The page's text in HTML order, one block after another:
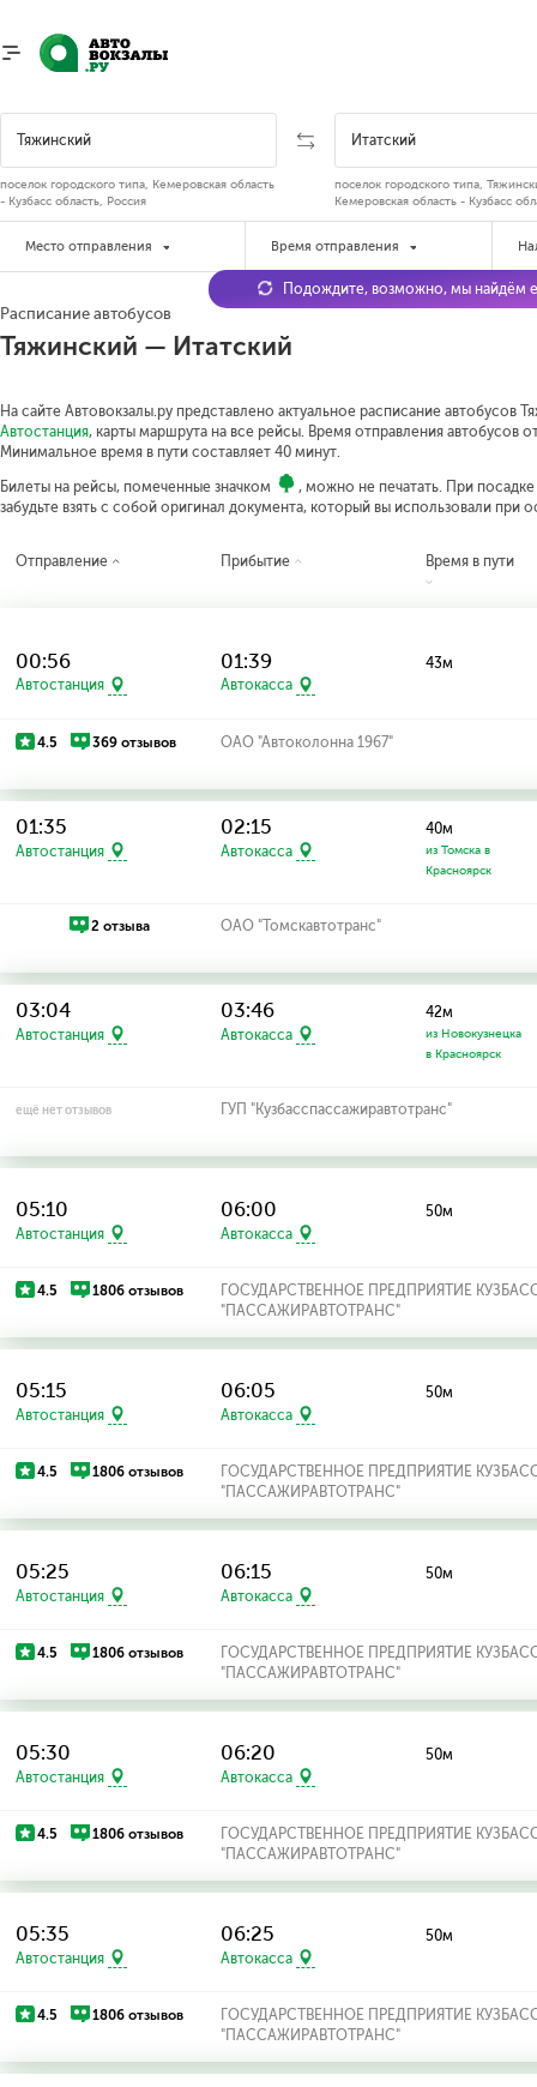
поселок городского типа, Кемеровская область
- Кузбасс область, Россия
поселок городского типа,
Кемеровская область - Кузбасс
Место отправления Время отправления
Расписание автобусов
Тяжинский — Итатский
На сайте Автовокзалы.ру представлено актуальное расписание автобусов
Автостанция, карты маршрута на все рейсы. Время отправления автобусов
Минимальное время в пути составляет 40 минут.
Билеты на рейсы, помеченные значком
, можно не печатать. При
забудьте взять с собой оригинал документа, который вы использовали при
Подождите, возможно, мы найдём
Отправление Прибытие Время в пути
00:56
Автостанция
01:39
Автокасса
43м
4.5 369 отзывов ОАО "Автоколонна 1967"
01:35
Автостанция
02:15
Автокасса
40м
из Томска в
Красноярск
2 отзыва ОАО "Томскавтотранс"
03:04
Автостанция
03:46
Автокасса
42м
из Новокузнецка
в Красноярск
ещё нет отзывов ГУП "Кузбасспассажиравтотранс"
05:10
Автостанция
06:00
Автокасса
50м
4.5 1806 отзывов
ГОСУДАРСТВЕННОЕ ПРЕДПРИЯТИЕ
"ПАССАЖИРАВТОТРАНС"
05:15
Автостанция
06:05
Автокасса
50м
4.5 1806 отзывов
ГОСУДАРСТВЕННОЕ ПРЕДПРИЯТИЕ
"ПАССАЖИРАВТОТРАНС"
05:25
Автостанция
06:15
Автокасса
50м
4.5 1806 отзывов
ГОСУДАРСТВЕННОЕ ПРЕДПРИЯТИЕ
"ПАССАЖИРАВТОТРАНС"
05:30
Автостанция
06:20
Автокасса
50м
4.5 1806 отзывов
ГОСУДАРСТВЕННОЕ ПРЕДПРИЯТИЕ
"ПАССАЖИРАВТОТРАНС"
05:35
Автостанция
06:25
Автокасса
50м
4.5 1806 отзывов
ГОСУДАРСТВЕННОЕ ПРЕДПРИЯТИЕ
"ПАССАЖИРАВТОТРАНС"